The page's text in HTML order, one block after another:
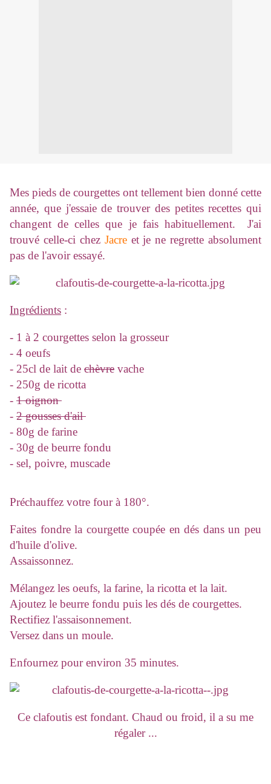
Mes pieds de courgettes ont tellement bien donné cette
année, que j'essaie de trouver des petites recettes qui
changent de celles que je fais habituellement. J'ai
trouvé celle-ci chez Jacreet je ne regrette absolument
pas de l'avoir essayé.
Ingrédients :
- 1 à 2 courgettes selon la grosseur
- 4 oeufs
- 25cl de lait de chèvre vache
- 250g de ricotta
- 1 oignon
- 2 gousses d'ail
- 80g de farine
- 30g de beurre fondu
- sel, poivre, muscade
Préchauffez votre four à 180°.
Faites fondre la courgette coupée en dés dans un peu
d'huile d'olive.
Assaissonnez.
Mélangez les oeufs, la farine, la ricotta et la lait.
Ajoutez le beurre fondu puis les dés de courgettes.
Rectifiez l'assaisonnement.
Versez dans un moule.
Enfournez pour environ 35 minutes.
Ce clafoutis est fondant. Chaud ou froid, il a su me
régaler ...